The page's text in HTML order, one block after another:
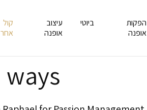
הפקות
אופנה
ביוטי
עיצוב
אופנה
קול
אחר
ways